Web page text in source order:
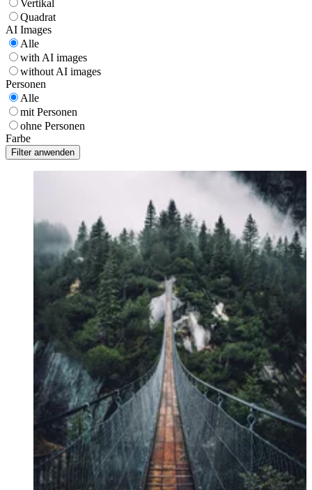
Vertikal
Quadrat
AI Images
Alle
with AI images
without AI images
Personen
Alle
mit Personen
ohne Personen
Farbe